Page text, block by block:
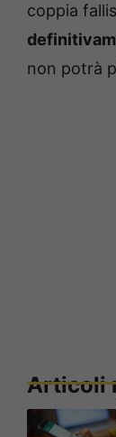
coppia
non potrà
Articoli